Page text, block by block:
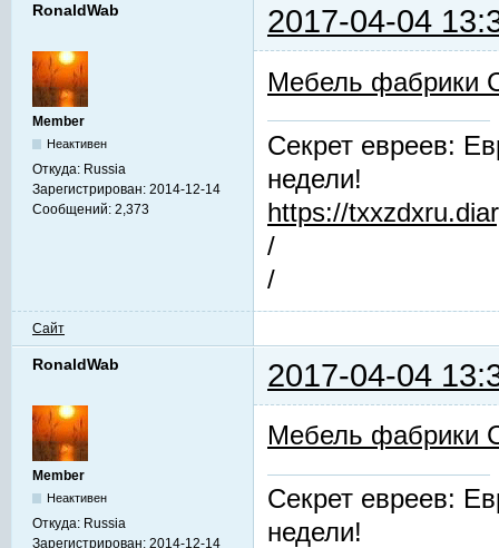
RonaldWab 2017-04-04
Member
Неактивен
Откуда: Russia
Зарегистрирован: 2014-12-14
Сообщений: 2,373
Мебель фабрики
Секрет евреев:
недели!
https://
/
/
Сайт
RonaldWab 2017-04-04
Member
Неактивен
Откуда: Russia
Зарегистрирован: 2014-12-14
Мебель фабрики
Секрет евреев:
недели!